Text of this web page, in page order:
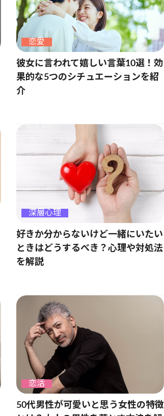
恋愛
彼女に言われて嬉しい言葉10選！効
果的な5つのシチュエーションを紹
介
深層心理
好きか分からないけど一緒にいたい
ときはどうするべき？心理や対処法
を解説
恋活
50代男性が可愛いと思う女性の特徴